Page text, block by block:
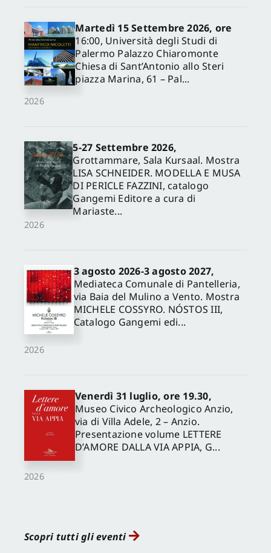
2026
Martedì 15 Settembre 2026, ore
16:00, Università degli Studi di
Palermo Palazzo Chiaromonte
Chiesa di Sant’Antonio allo Steri
piazza Marina, 61 – Pal...
2026
5-27 Settembre 2026,
Grottammare, Sala Kursaal. Mostra
LISA SCHNEIDER. MODELLA E MUSA
DI PERICLE FAZZINI, catalogo
Gangemi Editore a cura di
Mariaste...
2026
3 agosto 2026-3 agosto 2027,
Mediateca Comunale di Pantelleria,
via Baia del Mulino a Vento. Mostra
MICHELE COSSYRO. NÓSTOS III,
Catalogo Gangemi edi...
2026
Venerdì 31 luglio, ore 19.30,
Museo Civico Archeologico Anzio,
via di Villa Adele, 2 – Anzio.
Presentazione volume LETTERE
D’AMORE DALLA VIA APPIA, G...
Scopri tutti gli eventi